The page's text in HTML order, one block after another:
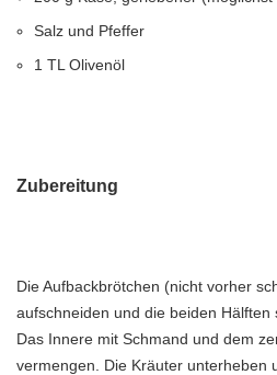
Salz und Pfeffer
1 TL Olivenöl
Zubereitung
Die Aufbackbrötchen (nicht vorher
aufschneiden und die beiden Hälften
Das Innere mit Schmand und dem
vermengen. Die Kräuter unterheben